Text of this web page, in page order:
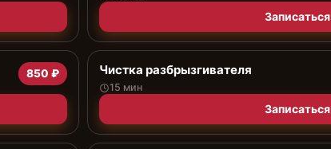
Записаться
850 ₽ Чистка разбрызгивателя
15 мин
Записаться